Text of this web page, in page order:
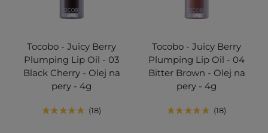
Tocobo - Juicy Berry
Plumping Lip Oil - 03
Black Cherry - Olej na
pery - 4g
18
Tocobo - Juicy Berry
Plumping Lip Oil - 04
Bitter Brown - Olej na
pery - 4g
18